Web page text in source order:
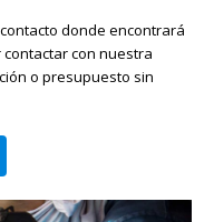
donde encontrará
con nuestra
o presupuesto sin